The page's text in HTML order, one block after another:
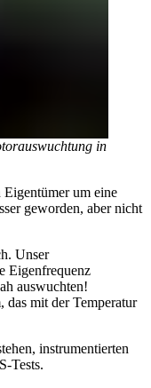
in
um eine
geworden, aber nicht
Unser
Eigenfrequenz
auswuchten!
das mit der Temperatur
instrumentierten
Tests.